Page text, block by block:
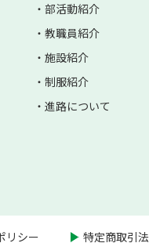
部活動紹介
教職員紹介
施設紹介
制服紹介
進路について
リシー 特定商取引法